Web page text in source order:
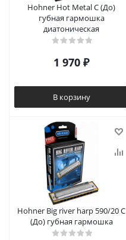
Hohner Hot Metal C (До)
губная гармошка
диатоническая
1 970 ₽
В корзину
Hohner Big river harp 590/20 C
(До) губная гармошка